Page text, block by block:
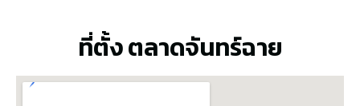
ที่ตั้ง ตลาดจันทร์ฉาย